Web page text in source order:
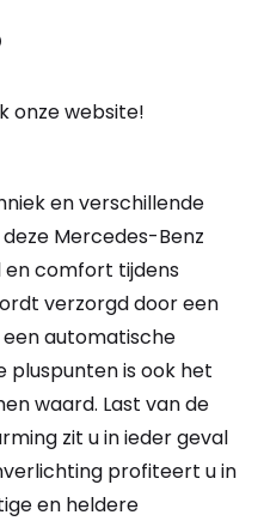
onze website!
en verschillende
Mercedes-Benz
en comfort tijdens
verzorgd door een
automatische
pluspunten is ook het
waard. Last van de
zit u in ieder geval
profiteert u in
en heldere